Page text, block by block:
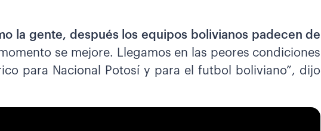
la gente, después los equipos bolivianos padecen de
se mejore. Llegamos en las peores condiciones
para Nacional Potosí y para el futbol boliviano”, dijo